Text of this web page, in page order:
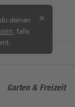
deinen
, falls
✕
Garten & Freizeit